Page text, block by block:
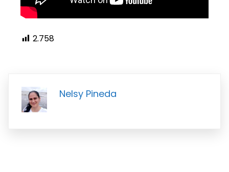
2.758
Nelsy Pineda